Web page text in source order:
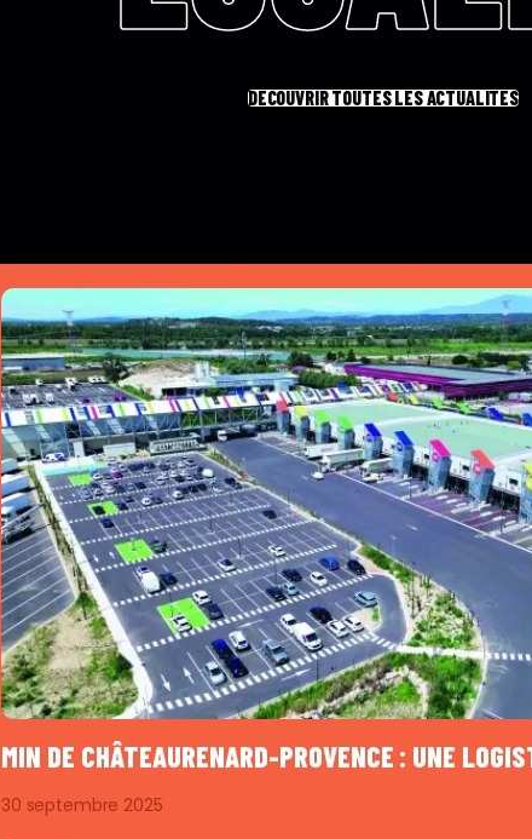
DÉCOUVRIR TOUTES LES ACTUALITÉS
MIN DE CHÂTEAURENARD-PROVENCE : UNE
30 septembre 2025